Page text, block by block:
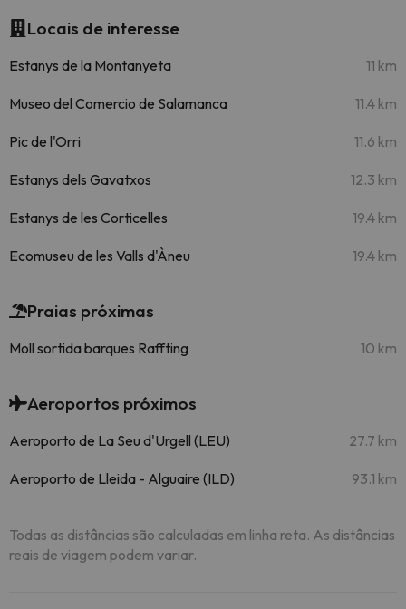
Locais de interesse
Estanys de la Montanyeta 11 km
Museo del Comercio de Salamanca 11.4 km
Pic de l'Orri 11.6 km
Estanys dels Gavatxos 12.3 km
Estanys de les Corticelles 19.4 km
Ecomuseu de les Valls d'Àneu 19.4 km
Praias próximas
Moll sortida barques Raffting 10 km
Aeroportos próximos
Aeroporto de La Seu d'Urgell (LEU) 27.7 km
Aeroporto de Lleida - Alguaire (ILD) 93.1 km
Todas as distâncias são calculadas em linha reta. As distâncias
reais de viagem podem variar.